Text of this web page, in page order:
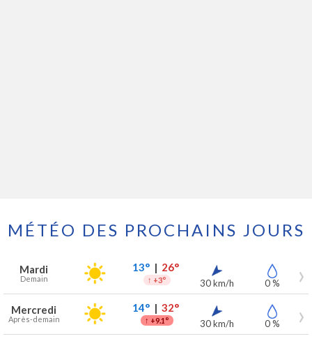
MÉTÉO DES PROCHAINS JOURS
Prévisions météo à Charneux pour les 7 prochains jours
Jour Météo Températures Vent Précipitations
Mardi
Demain
13°| 26°
↑ +3° 30 km/h 0 %
Mercredi
Après-demain
14°| 32°
↑ +9.1° 30 km/h 0 %